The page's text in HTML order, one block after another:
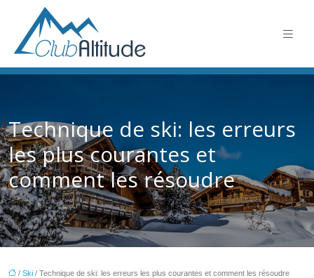
Technique de ski: les erreurs
les plus courantes et
comment les résoudre
/ Ski / Technique de ski: les erreurs les plus courantes et comment les résoudre